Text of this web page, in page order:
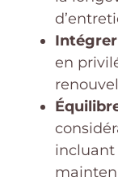
en
incluant